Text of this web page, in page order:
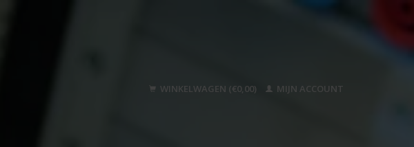
WINKELWAGEN (€0,00) MIJN ACCOUNT